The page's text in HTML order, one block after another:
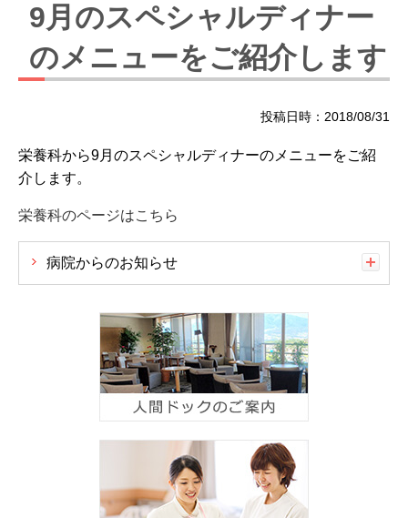
9月のスペシャルディナー
のメニューをご紹介します
投稿日時：2018/08/31
栄養科から9月のスペシャルディナーのメニューをご紹
介します。
栄養科のページはこちら
病院からのお知らせ